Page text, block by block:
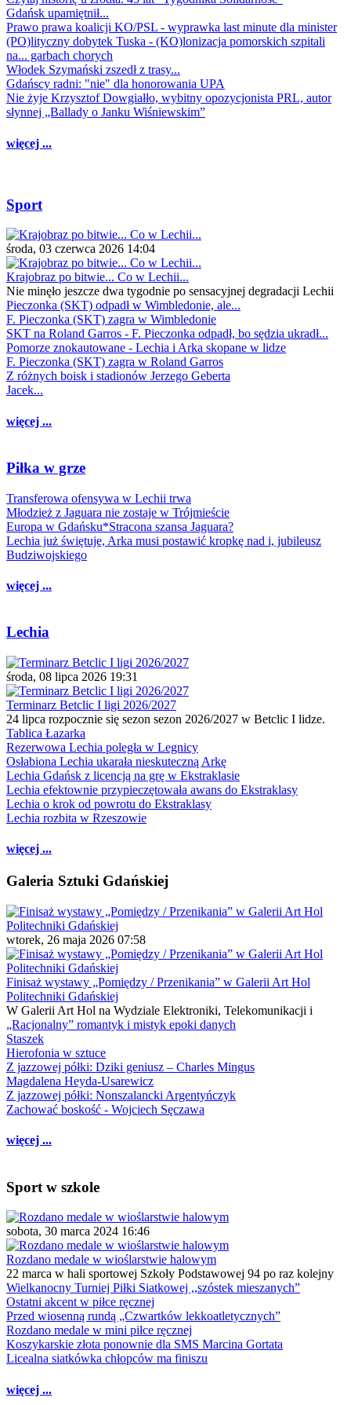
Gdańsk upamiętnił...
Prawo prawa koalicji KO/PSL - wyprawka last minute dla minister
(PO)lityczny dobytek Tuska - (KO)lonizacja pomorskich szpitali
na... garbach chorych
Włodek Szymański zszedł z trasy...
Gdańscy radni: "nie" dla honorowania UPA
Nie żyje Krzysztof Dowgiałło, wybitny opozycjonista PRL, autor
słynnej „Ballady o Janku Wiśniewskim”
więcej ...
Sport
środa, 03 czerwca 2026 14:04
Krajobraz po bitwie... Co w Lechii...
Nie minęło jeszcze dwa tygodnie po sensacyjnej degradacji Lechii
Pieczonka (SKT) odpadł w Wimbledonie, ale...
F. Pieczonka (SKT) zagra w Wimbledonie
SKT na Roland Garros - F. Pieczonka odpadł, bo sędzia ukradł...
Pomorze znokautowane - Lechia i Arka skopane w lidze
F. Pieczonka (SKT) zagra w Roland Garros
Z różnych boisk i stadionów Jerzego Geberta
Jacek...
więcej ...
Piłka w grze
Transferowa ofensywa w Lechii trwa
Młodzież z Jaguara nie zostaje w Trójmieście
Europa w Gdańsku*Stracona szansa Jaguara?
Lechia już świętuje, Arka musi postawić kropkę nad i, jubileusz
Budziwojskiego
więcej ...
Lechia
środa, 08 lipca 2026 19:31
Terminarz Betclic I ligi 2026/2027
24 lipca rozpocznie się sezon sezon 2026/2027 w Betclic I lidze.
Tablica Łazarka
Rezerwowa Lechia poległa w Legnicy
Osłabiona Lechia ukarała nieskuteczną Arkę
Lechia Gdańsk z licencją na grę w Ekstraklasie
Lechia efektownie przypieczętowała awans do Ekstraklasy
Lechia o krok od powrotu do Ekstraklasy
Lechia rozbita w Rzeszowie
więcej ...
Galeria Sztuki Gdańskiej
wtorek, 26 maja 2026 07:58
Finisaż wystawy „Pomiędzy / Przenikania” w Galerii Art Hol
Politechniki Gdańskiej
W Galerii Art Hol na Wydziale Elektroniki, Telekomunikacji i
„Racjonalny” romantyk i mistyk epoki danych
Staszek
Hierofonia w sztuce
Z jazzowej półki: Dziki geniusz – Charles Mingus
Magdalena Heyda-Usarewicz
Z jazzowej półki: Nonszalancki Argentyńczyk
Zachować boskość - Wojciech Sęczawa
więcej ...
Sport w szkole
sobota, 30 marca 2024 16:46
Rozdano medale w wioślarstwie halowym
22 marca w hali sportowej Szkoły Podstawowej 94 po raz kolejny
Wielkanocny Turniej Piłki Siatkowej ,,szóstek mieszanych”
Ostatni akcent w piłce ręcznej
Przed wiosenną rundą „Czwartków lekkoatletycznych”
Rozdano medale w mini piłce ręcznej
Koszykarskie złota ponownie dla SMS Marcina Gortata
Licealna siatkówka chłopców ma finiszu
więcej ...